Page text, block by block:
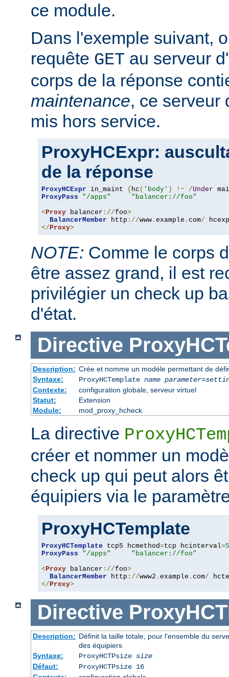
ce module.
Dans l'exemple suivant,
requête GET au serveur
corps de la réponse
maintenance, ce serveur
mis hors service.
ProxyHCExpr:
de la réponse
ProxyHCExpr in_maint { hc ( 'body' ) !~ /Under
ProxyPass
"/apps"
"balancer://foo"
<Proxy balancer ://foo>
BalancerMember http ://www . example . com/
</Proxy>
NOTE: Comme le corps
être assez grand, il est
privilégier un check up
d'état.
Directive
Description: Crée et nomme un modèle permettant de
Syntaxe:
ProxyHCTemplate name parameter=
Contexte:
configuration globale, serveur virtuel
Statut:
Extension
Module:
mod_proxy_hcheck
La directive
créer et nommer un
check up qui peut alors
équipiers via le
ProxyHCTemplate
ProxyHCTemplate tcp5 hcmethod=tcp hcinterval=5
ProxyPass
"/apps"
"balancer://foo"
<Proxy balancer ://foo>
BalancerMember http ://www2 . example . com/
</Proxy>
Directive
Description: Définit la taille totale, pour l'ensemble du
des équipiers
Syntaxe:
ProxyHCTPsize size
Défaut:
ProxyHCTPsize 16